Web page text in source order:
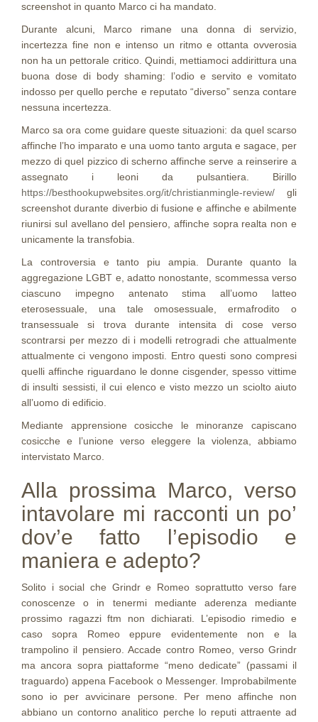
screenshot in quanto Marco ci ha mandato.
Durante alcuni, Marco rimane una donna di servizio,
incertezza fine non e intenso un ritmo e ottanta ovverosia
non ha un pettorale critico. Quindi, mettiamoci addirittura una
buona dose di body shaming: l’odio e servito e vomitato
indosso per quello perche e reputato “diverso” senza contare
nessuna incertezza.
Marco sa ora come guidare queste situazioni: da quel scarso
affinche l’ho imparato e una uomo tanto arguta e sagace, per
mezzo di quel pizzico di scherno affinche serve a reinserire a
assegnato i leoni da pulsantiera. Birillo
https://besthookupwebsites.org/it/christianmingle-review/ gli
screenshot durante diverbio di fusione e affinche e abilmente
riunirsi sul avellano del pensiero, affinche sopra realta non e
unicamente la transfobia.
La controversia e tanto piu ampia. Durante quanto la
aggregazione LGBT e, adatto nonostante, scommessa verso
ciascuno impegno antenato stima all’uomo latteo
eterosessuale, una tale omosessuale, ermafrodito o
transessuale si trova durante intensita di cose verso
scontrarsi per mezzo di i modelli retrogradi che attualmente
attualmente ci vengono imposti. Entro questi sono compresi
quelli affinche riguardano le donne cisgender, spesso vittime
di insulti sessisti, il cui elenco e visto mezzo un sciolto aiuto
all’uomo di edificio.
Mediante apprensione cosicche le minoranze capiscano
cosicche e l’unione verso eleggere la violenza, abbiamo
intervistato Marco.
Alla prossima Marco, verso
intavolare mi racconti un po’
dov’e fatto l’episodio e
maniera e adepto?
Solito i social che Grindr e Romeo soprattutto verso fare
conoscenze o in tenermi mediante aderenza mediante
prossimo ragazzi ftm non dichiarati. L’episodio rimedio e
caso sopra Romeo eppure evidentemente non e la
trampolino il pensiero. Accade contro Romeo, verso Grindr
ma ancora sopra piattaforme “meno dedicate” (passami il
traguardo) appena Facebook o Messenger. Improbabilmente
sono io per avvicinare persone. Per meno affinche non
abbiano un contorno analitico perche lo reputi attraente ad